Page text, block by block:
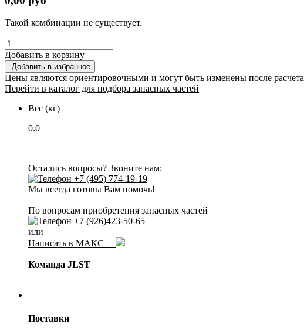
Такой комбинации не существует.
Добавить в корзину
Добавить в избранное
Цены являются ориентировочными и могут быть изменены после расчета
Перейти в каталог для подбора запасных частей
Вес (кг)
0.0
Остались вопросы? Звоните нам:
+7 (495) 774-19-19
Мы всегда готовы Вам помочь!
По вопросам приобретения запасных частей
+7 (926)423-50-65
или
Написать в МАКС
Команда JLST
Поставки